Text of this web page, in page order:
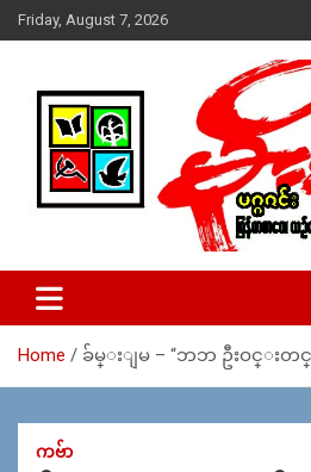
Skip
to
Friday, August 7, 2026
MoeMaKa
Media
ယ္ေရး – အမွတ္ ၂၅၄၊ ပထပ္၊ လမ္း ၄
(ဖုုံး – ၀၉ ၂၅၂ ၂၄၉ ၀၉၄ ၊ ၀၉ ၄၂၁
ဇာေစ်းသစ္ ။ ၀၉ ၇၈၆၈၃၇ ၃၀၅ / ၀၉
Home ခ်မ္းျမ – “ဘဘ ဦးဝင္​းတင္​
ကဗ်ာ